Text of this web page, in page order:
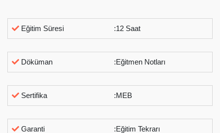
Eğitim Süresi :12 Saat
Döküman :Eğitmen Notları
Sertifika :MEB
Garanti :Eğitim Tekrarı